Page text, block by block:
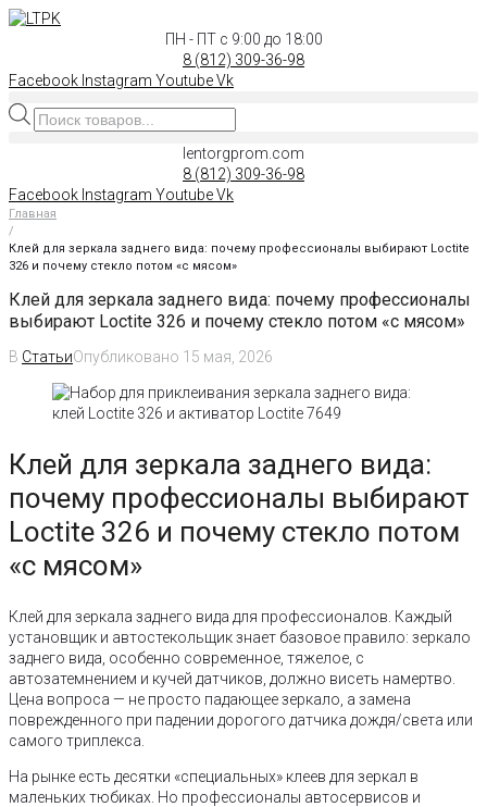
Перейти
ПН - ПТ с 9:00 до 18:00
8 (812) 309-36-98
Facebook Instagram YoutubeVk
Поиск
товаров
lentorgprom.com
8 (812) 309-36-98
Facebook Instagram YoutubeVk
Главная
/
Клей для зеркала заднего вида: почему профессионалы выбирают Loctite
326 и почему стекло потом «с мясом»
Клей для зеркала заднего вида: почему профессионалы
выбирают Loctite 326 и почему стекло потом «с мясом»
В СтатьиОпубликовано 15 мая, 2026
Клей для зеркала заднего вида:
почему профессионалы выбирают
Loctite 326 и почему стекло потом
«с мясом»
Клей для зеркала заднего вида для профессионалов. Каждый
установщик и автостекольщик знает базовое правило: зеркало
заднего вида, особенно современное, тяжелое, с
автозатемнением и кучей датчиков, должно висеть намертво.
Цена вопроса — не просто падающее зеркало, а замена
поврежденного при падении дорогого датчика дождя/света или
самого триплекса.
На рынке есть десятки «специальных» клеев для зеркал в
маленьких тюбиках. Но профессионалы автосервисов и